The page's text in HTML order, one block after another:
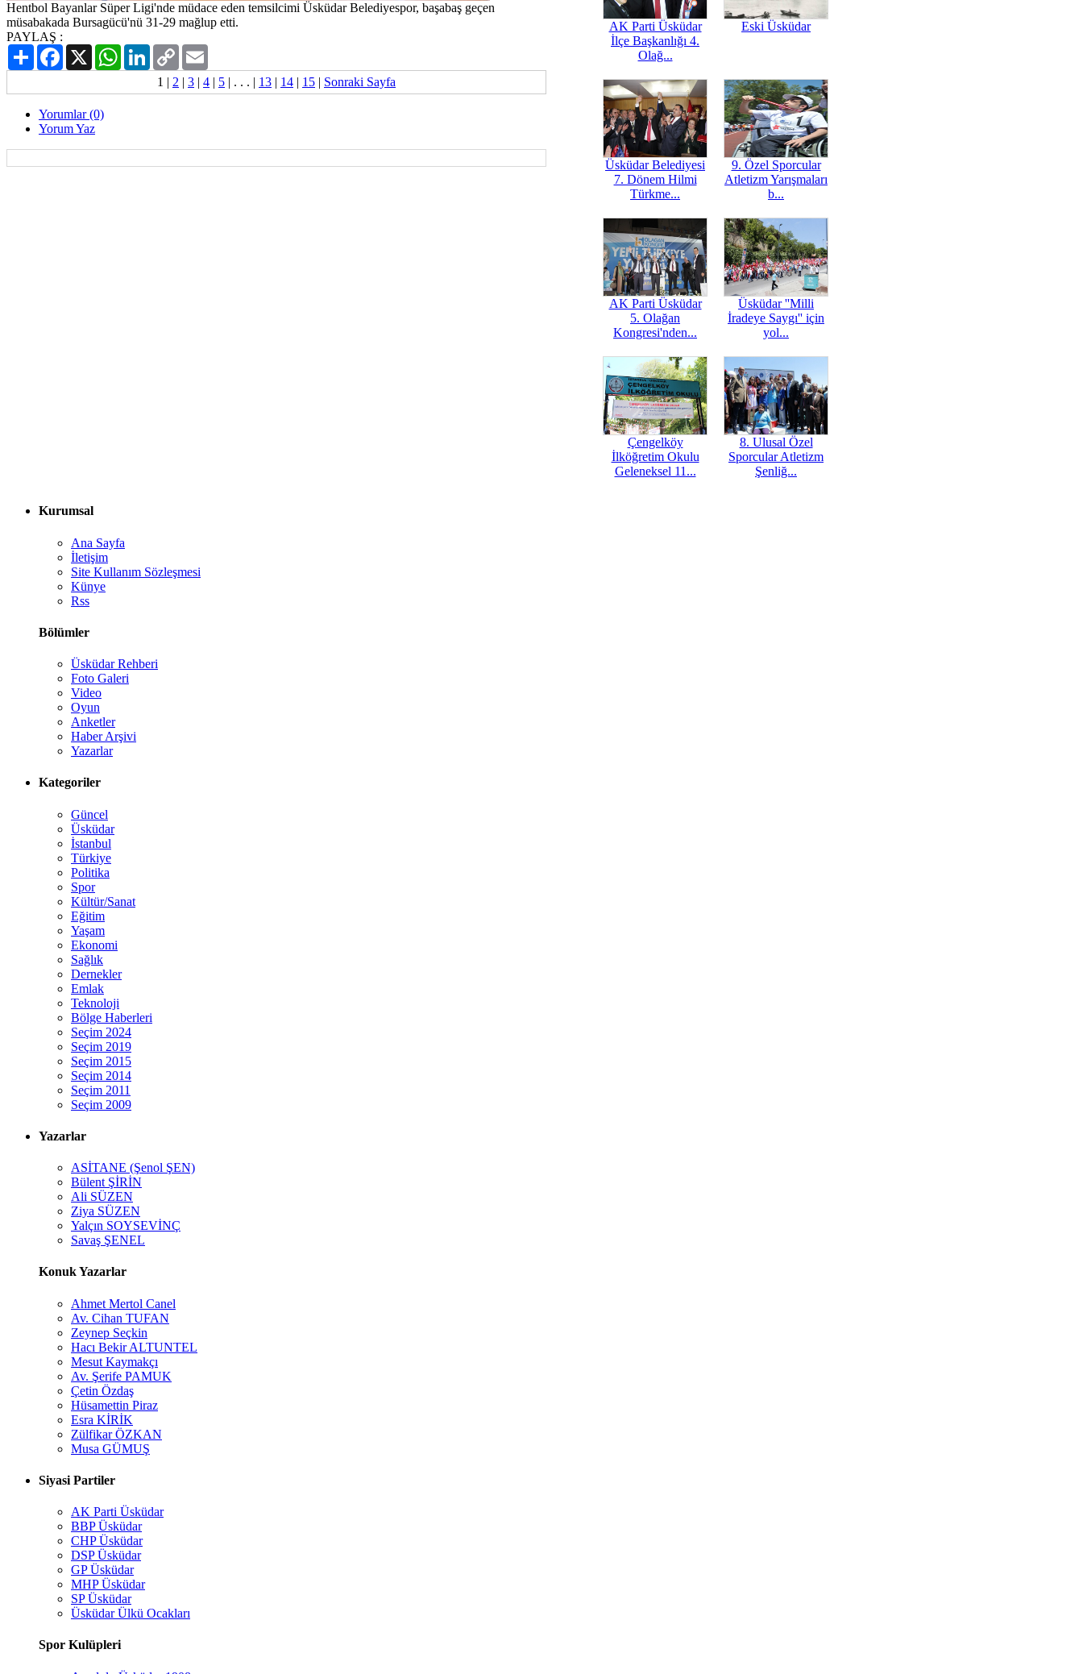
Hentbol Bayanlar Süper Ligi'nde müdace eden temsilcimi Üsküdar Belediyespor, başabaş geçen
müsabakada Bursagücü'nü 31-29 mağlup etti.
PAYLAŞ :
PaylaşFacebook
X WhatsAppLinkedIn
Copy
Link
1 | 2 | 3 | 4 | 5 | . . . | 13 | 14 | 15 | Sonraki Sayfa
Yorumlar (0)
Yorum Yaz
AK Parti Üsküdar
İlçe Başkanlığı 4.
Olağ...
Eski Üsküdar
Üsküdar Belediyesi
7. Dönem Hilmi
Türkme...
9. Özel Sporcular
Atletizm Yarışmaları
b...
AK Parti Üsküdar
5. Olağan
Kongresi'nden...
Üsküdar ''Milli
İradeye Saygı'' için
yol...
Çengelköy
İlköğretim Okulu
Geleneksel 11...
8. Ulusal Özel
Sporcular Atletizm
Şenliğ...
Kurumsal
Ana Sayfa
İletişim
Site Kullanım Sözleşmesi
Künye
Rss
Bölümler
Üsküdar Rehberi
Foto Galeri
Video
Oyun
Anketler
Haber Arşivi
Yazarlar
Kategoriler
Güncel
Üsküdar
İstanbul
Türkiye
Politika
Spor
Kültür/Sanat
Eğitim
Yaşam
Ekonomi
Sağlık
Dernekler
Emlak
Teknoloji
Bölge Haberleri
Seçim 2024
Seçim 2019
Seçim 2015
Seçim 2014
Seçim 2011
Seçim 2009
Yazarlar
ASİTANE (Şenol ŞEN)
Bülent ŞİRİN
Ali SÜZEN
Ziya SÜZEN
Yalçın SOYSEVİNÇ
Savaş ŞENEL
Konuk Yazarlar
Ahmet Mertol Canel
Av. Cihan TUFAN
Zeynep Seçkin
Hacı Bekir ALTUNTEL
Mesut Kaymakçı
Av. Şerife PAMUK
Çetin Özdaş
Hüsamettin Piraz
Esra KİRİK
Zülfikar ÖZKAN
Musa GÜMUŞ
Siyasi Partiler
AK Parti Üsküdar
BBP Üsküdar
CHP Üsküdar
DSP Üsküdar
GP Üsküdar
MHP Üsküdar
SP Üsküdar
Üsküdar Ülkü Ocakları
Spor Kulüpleri